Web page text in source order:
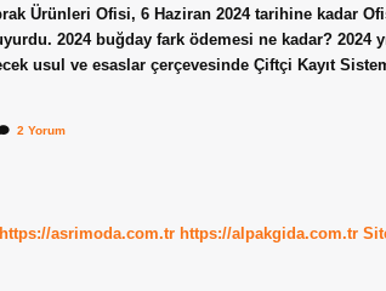
Ürünleri Ofisi, 6 Haziran 2024 tarihine kadar
2024 buğday fark ödemesi ne kadar?
usul ve esaslar çerçevesinde Çiftçi Kayıt
2 Yorum
https://asrimoda.com.tr https://alpakgida.com.tr